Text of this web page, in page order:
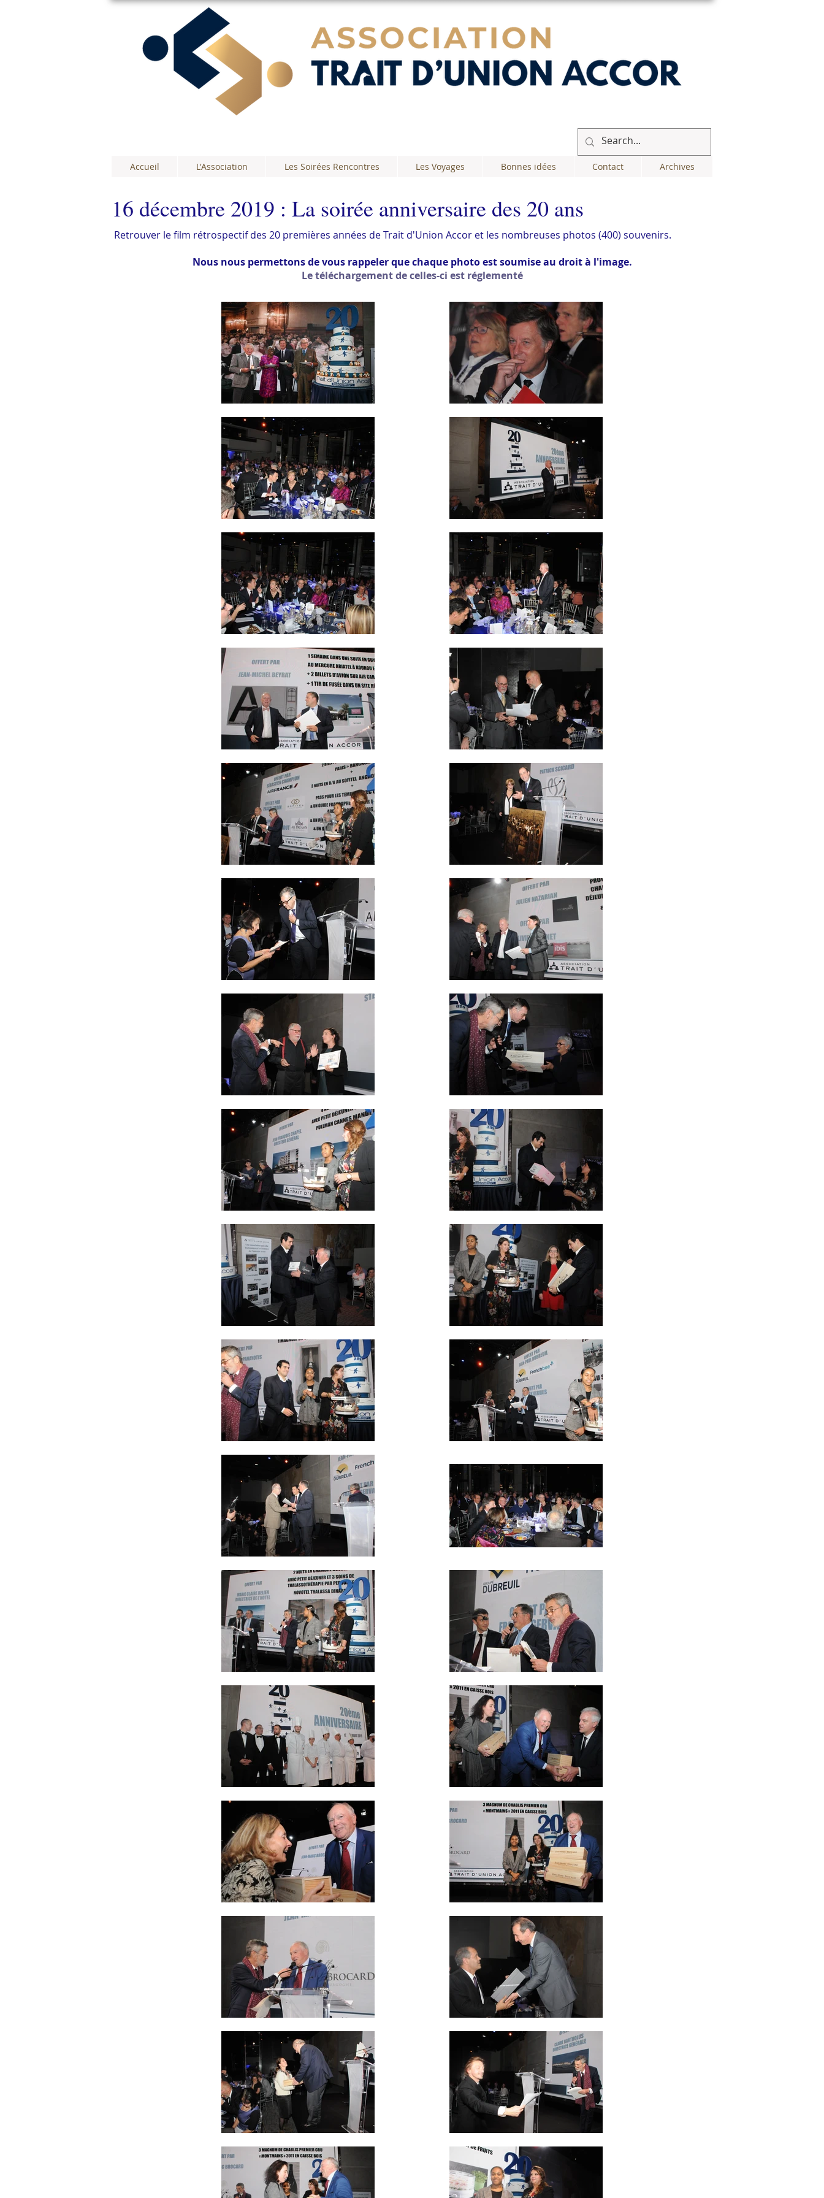
Accueil L'Association Les Soirées Rencontres Les Voyages Bonnes idées Contact Archives
16 décembre 2019 : La soirée anniversaire des 20 ans
Retrouver le film rétrospectif des 20 premières années de Trait d'Union Accor et les nombreuses photos (400) souvenirs.
Nous nous permettons de vous rappeler que chaque photo est soumise au droit à l'image.
Le téléchargement de celles-ci est réglementé